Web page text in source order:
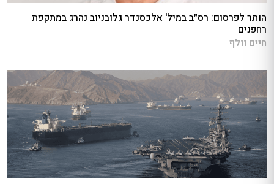
הותר לפרסום: רס״ב במיל' אלכסנדר גלובניוב נהרג במתקפת
רחפנים
חיים וולף